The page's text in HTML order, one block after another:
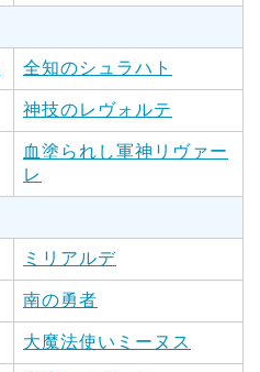
全知のシュラハト
神技のレヴォルテ
血塗られし軍神リヴァー
レ
ミリアルデ
南の勇者
大魔法使いミーヌス